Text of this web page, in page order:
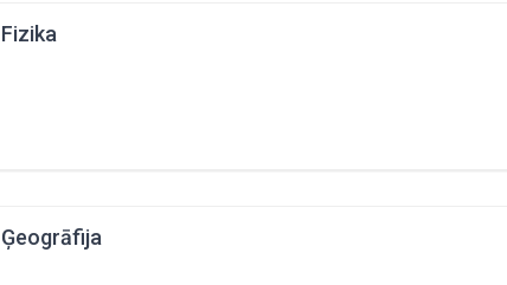
Fizika
Ģeogrāfija